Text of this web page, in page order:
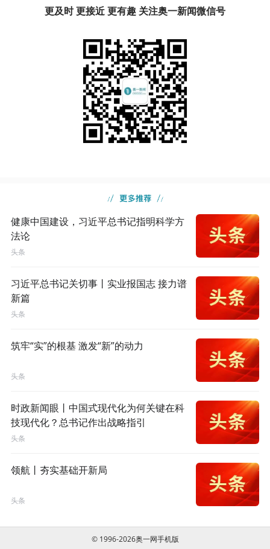
更及时 更接近 更有趣 关注奥一新闻微信号
健康中国建设，习近平总书记指明科学方
法论
头条
习近平总书记关切事丨实业报国志 接力谱
新篇
头条
筑牢“实”的根基 激发“新”的动力
头条
时政新闻眼丨中国式现代化为何关键在科
技现代化？总书记作出战略指引
头条
领航丨夯实基础开新局
头条
© 1996-2026奥一网手机版